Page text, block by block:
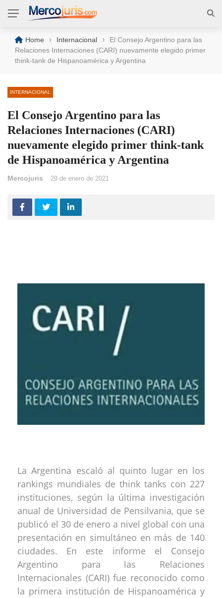
Home › Internacional ›
El Consejo Argentino para las
Relaciones Internaciones (CARI) nuevamente elegido primer
think-tank de Hispanoamérica y Argentina
INTERNACIONAL
El Consejo Argentino para las
Relaciones Internaciones (CARI)
nuevamente elegido primer think-tank
de Hispanoamérica y Argentina
Mercojuris 29 de enero de 2021
La Argentina escaló al quinto lugar en los
rankings mundiales de think tanks con 227
instituciones, según la última investigación
anual de Universidad de Pensilvania, que se
publicó el 30 de enero a nivel global con una
presentación en simultáneo en más de 140
ciudades. En este informe el Consejo
Argentino para las Relaciones
Internacionales (CARI) fue reconocido como
la primera institución de Hispanoamérica y